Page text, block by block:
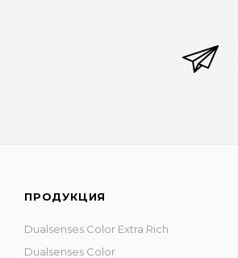
ПРОДУКЦИЯ
Dualsenses Color Extra Rich
Dualsenses Color